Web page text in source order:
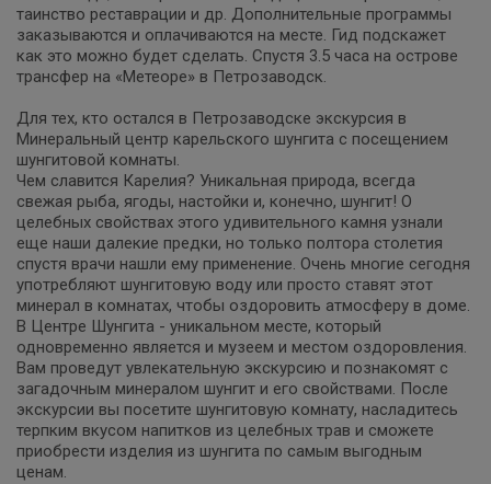
таинство реставрации и др. Дополнительные программы
заказываются и оплачиваются на месте. Гид подскажет
как это можно будет сделать. Спустя 3.5 часа на острове
трансфер на «Метеоре» в Петрозаводск.
Для тех, кто остался в Петрозаводске экскурсия в
Минеральный центр карельского шунгита с посещением
шунгитовой комнаты.
Чем славится Карелия? Уникальная природа, всегда
свежая рыба, ягоды, настойки и, конечно, шунгит! О
целебных свойствах этого удивительного камня узнали
еще наши далекие предки, но только полтора столетия
спустя врачи нашли ему применение. Очень многие сегодня
употребляют шунгитовую воду или просто ставят этот
минерал в комнатах, чтобы оздоровить атмосферу в доме.
В Центре Шунгита - уникальном месте, который
одновременно является и музеем и местом оздоровления.
Вам проведут увлекательную экскурсию и познакомят с
загадочным минералом шунгит и его свойствами. После
экскурсии вы посетите шунгитовую комнату, насладитесь
терпким вкусом напитков из целебных трав и сможете
приобрести изделия из шунгита по самым выгодным
ценам.